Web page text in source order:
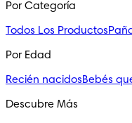
Por Categoría
Todos Los Productos
Por Edad
Recién nacidosBebés
Descubre Más